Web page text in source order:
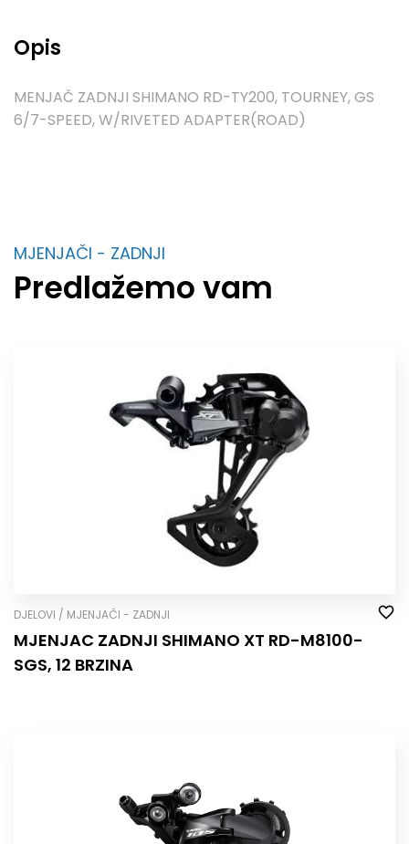
Opis
MENJAČ ZADNJI SHIMANO RD-TY200, TOURNEY, GS
6/7-SPEED, W/RIVETED ADAPTER(ROAD)
MJENJAČI - ZADNJI
Predlažemo vam
DJELOVI / MJENJAČI - ZADNJI
MJENJAC ZADNJI SHIMANO XT RD-M8100-
SGS, 12 BRZINA